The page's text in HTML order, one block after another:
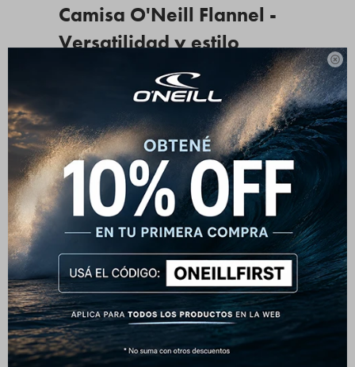

Camisa O'Neill Flannel -
Versatilidad y estilo
La camisa de manga larga O'Neill es la pieza clave para
un armario lifestyle versátil y moderno. Diseñada para
ofrecer confort y estilo en el entorno urbano, esta prenda
equilibra la formalidad de una camisa de manga larga
con la esencia relajada de la marca. Su color pastel
funciona como base para una textura visual sin perder la
sobriedad.
Su corte asegura una caída cómoda y una silueta
estructurada, permitiendo usarla abotonada para un look
más pulcro o abierta sobre una camiseta para una onda
más casual. Es la opción ideal para combinar con
pantalones chinos o denim.
Características principales: